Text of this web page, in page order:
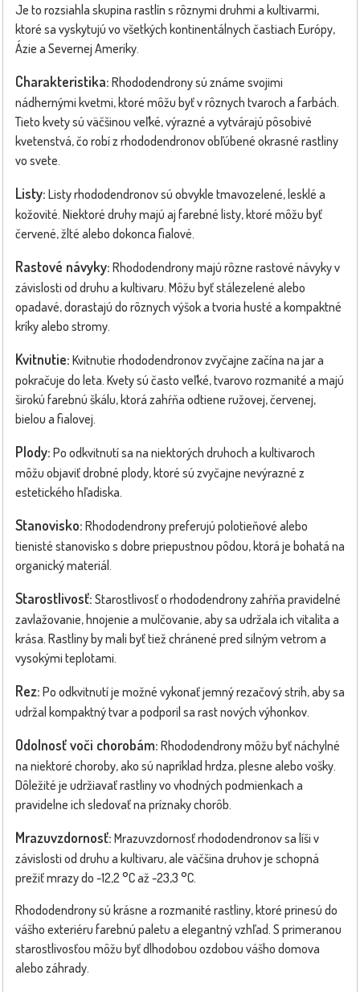
Je to rozsiahla skupina rastlín s rôznymi druhmi a kultivarmi,
ktoré sa vyskytujú vo všetkých kontinentálnych častiach Európy,
Ázie a Severnej Ameriky.
Charakteristika: Rhododendrony sú známe svojimi
nádhernými kvetmi, ktoré môžu byť v rôznych tvaroch a farbách.
Tieto kvety sú väčšinou veľké, výrazné a vytvárajú pôsobivé
kvetenstvá, čo robí z rhododendronov obľúbené okrasné rastliny
vo svete.
Listy: Listy rhododendronov sú obvykle tmavozelené, lesklé a
kožovité. Niektoré druhy majú aj farebné listy, ktoré môžu byť
červené, žlté alebo dokonca fialové.
Rastové návyky: Rhododendrony majú rôzne rastové návyky v
závislosti od druhu a kultivaru. Môžu byť stálezelené alebo
opadavé, dorastajú do rôznych výšok a tvoria husté a kompaktné
kríky alebo stromy.
Kvitnutie: Kvitnutie rhododendronov zvyčajne začína na jar a
pokračuje do leta. Kvety sú často veľké, tvarovo rozmanité a majú
širokú farebnú škálu, ktorá zahŕňa odtiene ružovej, červenej,
bielou a fialovej.
Plody: Po odkvitnutí sa na niektorých druhoch a kultivaroch
môžu objaviť drobné plody, ktoré sú zvyčajne nevýrazné z
estetického hľadiska.
Stanovisko: Rhododendrony preferujú polotieňové alebo
tienisté stanovisko s dobre priepustnou pôdou, ktorá je bohatá na
organický materiál.
Starostlivosť: Starostlivosť o rhododendrony zahŕňa pravidelné
zavlažovanie, hnojenie a mulčovanie, aby sa udržala ich vitalita a
krása. Rastliny by mali byť tiež chránené pred silným vetrom a
vysokými teplotami.
Rez: Po odkvitnutí je možné vykonať jemný rezačový strih, aby sa
udržal kompaktný tvar a podporil sa rast nových výhonkov.
Odolnosť voči chorobám: Rhododendrony môžu byť náchylné
na niektoré choroby, ako sú napríklad hrdza, plesne alebo vošky.
Dôležité je udržiavať rastliny vo vhodných podmienkach a
pravidelne ich sledovať na príznaky chorôb.
Mrazuvzdornosť: Mrazuvzdornosť rhododendronov sa líši v
závislosti od druhu a kultivaru, ale väčšina druhov je schopná
prežiť mrazy do -12,2 °C až -23,3 °C.
Rhododendrony sú krásne a rozmanité rastliny, ktoré prinesú do
vášho exteriéru farebnú paletu a elegantný vzhľad. S primeranou
starostlivosťou môžu byť dlhodobou ozdobou vášho domova
alebo záhrady.